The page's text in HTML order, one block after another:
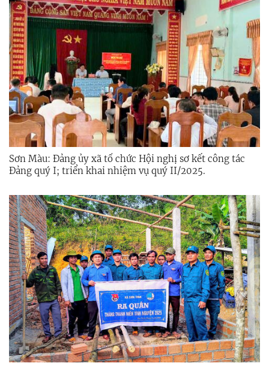
Sơn Màu: Đảng ủy xã tổ chức Hội nghị sơ kết công tác
Đảng quý I; triển khai nhiệm vụ quý II/2025.